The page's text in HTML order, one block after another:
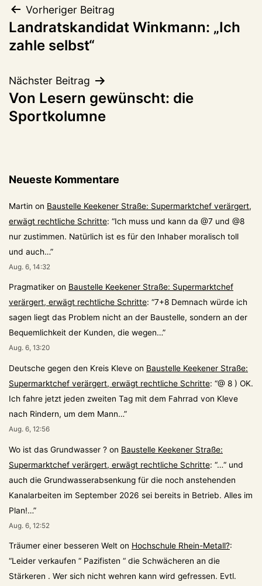
Beitragsnavigation
Vorheriger Beitrag
Landratskandidat Winkmann: „Ich
zahle selbst“
Nächster Beitrag
Von Lesern gewünscht: die
Sportkolumne
Neueste Kommentare
Martin on Baustelle Keekener Straße: Supermarktchef verärgert,
erwägt rechtliche Schritte: “Ich muss und kann da @7 und @8
nur zustimmen. Natürlich ist es für den Inhaber moralisch toll
und auch…”
Aug. 6, 14:32
Pragmatiker on Baustelle Keekener Straße: Supermarktchef
verärgert, erwägt rechtliche Schritte: “7+8 Demnach würde ich
sagen liegt das Problem nicht an der Baustelle, sondern an der
Bequemlichkeit der Kunden, die wegen…”
Aug. 6, 13:20
Deutsche gegen den Kreis Kleve on Baustelle Keekener Straße:
Supermarktchef verärgert, erwägt rechtliche Schritte: “@ 8 ) OK.
Ich fahre jetzt jeden zweiten Tag mit dem Fahrrad von Kleve
nach Rindern, um dem Mann…”
Aug. 6, 12:56
Wo ist das Grundwasser ? on Baustelle Keekener Straße:
Supermarktchef verärgert, erwägt rechtliche Schritte: “…“ und
auch die Grundwasserabsenkung für die noch anstehenden
Kanalarbeiten im September 2026 sei bereits in Betrieb. Alles im
Plan!…”
Aug. 6, 12:52
Träumer einer besseren Welt on Hochschule Rhein-Metall?:
“Leider verkaufen “ Pazifisten “ die Schwächeren an die
Stärkeren . Wer sich nicht wehren kann wird gefressen. Evtl.